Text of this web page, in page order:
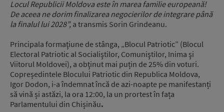
Locul Republicii Moldova este în marea familie europeană!
De aceea ne dorim finalizarea negocierilor de integrare până
la finalul lui 2028”, a transmis Sorin Grindeanu.
Principala formaţiune de stânga, „Blocul Patriotic” (Blocul
Electoral Patriotic al Socialiştilor, Comuniştilor, Inima şi
Viitorul Moldovei), a obţinut mai puțin de 25% din voturi.
Copreședintele Blocului Patriotic din Republica Moldova,
Igor Dodon, i-a îndemnat încă de azi-noapte pe manifestanți
să vină și astăzi, la ora 12:00, la un prortest în fața
Parlamentului din Chișinău.